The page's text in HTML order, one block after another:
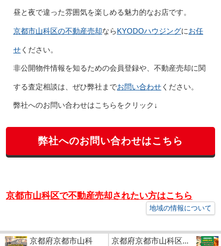
昼と夜で違った雰囲気を楽しめる魅力的なお店です。
京都市山科区の不動産売却ならKYODOハウジングにお任
せください。
非公開物件情報を知るための会員登録や、不動産売却に関
する査定相談は、ぜひ弊社までお問い合わせください。
弊社へのお問い合わせはこちらをクリック↓
弊社へのお問い合わせはこちら
京都市山科区で不動産売却されたい方はこちら
地域の情報について
京都府京都市山科
京都府京都市山科区...